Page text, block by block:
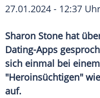
27.01.2024 - 12:37 Uhr
Sharon Stone hat
Dating-Apps
sich einmal bei
"Heroinsüchtigen"
auf.